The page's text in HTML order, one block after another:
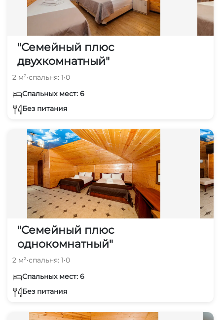
"Семейный плюс
двухкомнатный"
2 м²•спальня: 1•0
Спальных мест: 6
Без питания
"Семейный плюс
однокомнатный"
2 м²•спальня: 1•0
Спальных мест: 6
Без питания